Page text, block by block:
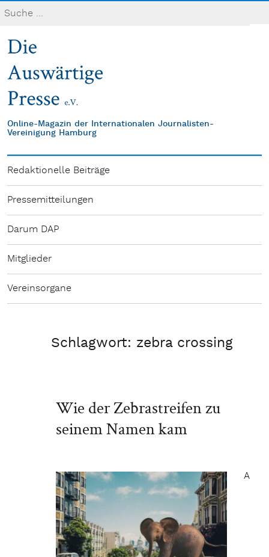
Online-Magazin der Internationalen Journalisten-
Vereinigung Hamburg
Redaktionelle Beiträge
Pressemitteilungen
Darum DAP
Mitglieder
Vereinsorgane
Schlagwort: zebra crossing
Wie der Zebrastreifen zu
seinem Namen kam
A